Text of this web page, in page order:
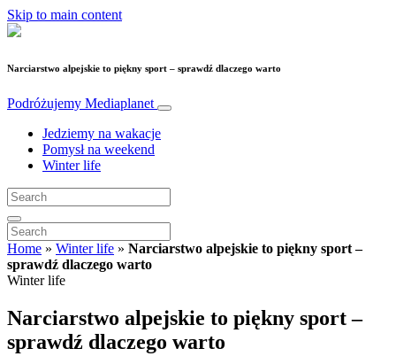
Skip to main content
Narciarstwo alpejskie to piękny sport – sprawdź dlaczego warto
Podróżujemy Mediaplanet
Jedziemy na wakacje
Pomysł na weekend
Winter life
Home » Winter life » Narciarstwo alpejskie to piękny sport –
sprawdź dlaczego warto
Winter life
Narciarstwo alpejskie to piękny sport –
sprawdź dlaczego warto